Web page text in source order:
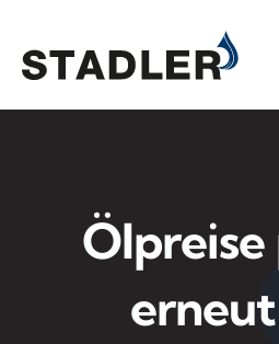
Inhalt
springen
Ölpreise